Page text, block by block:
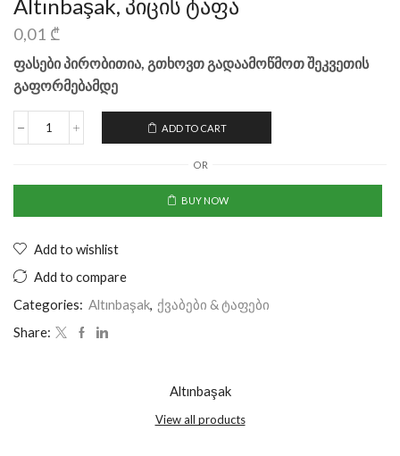
Altınbaşak, პიცის ტაფა
0,01 ₾
ფასები პირობითია, გთხოვთ გადაამოწმოთ შეკვეთის
გაფორმებამდე
ADD TO CART
OR
BUY NOW
Add to wishlist
Add to compare
Categories: Altınbaşak, ქვაბები & ტაფები
Share:
Altınbaşak
View all products